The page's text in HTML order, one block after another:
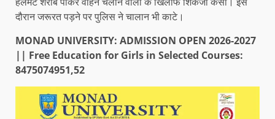
दौरान जरूरत पड़ने पर पुलिस ने चालान भी काटे।
MONAD UNIVERSITY: ADMISSION OPEN 2026-2027
|| Free Education for Girls in Selected Courses:
8475074951,52